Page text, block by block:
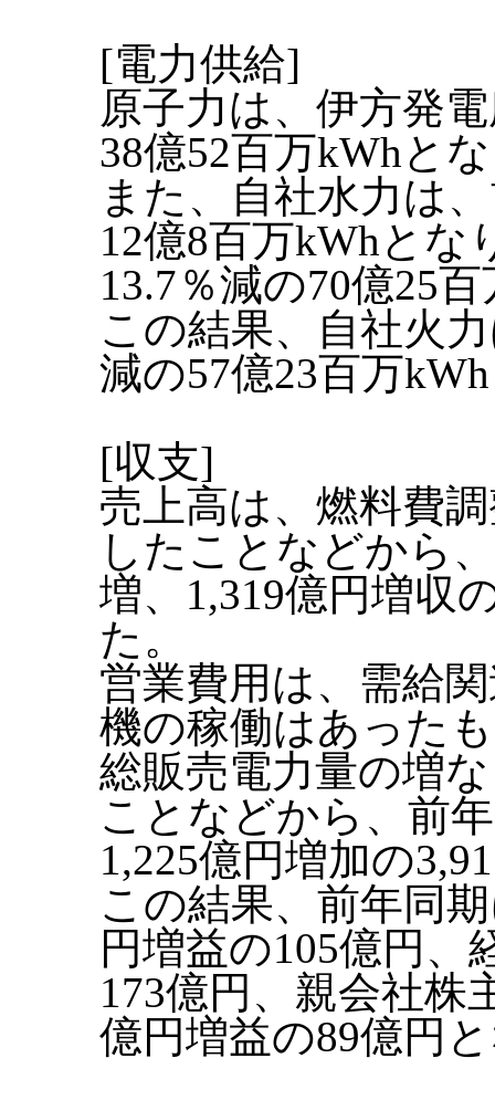
[電力供給]
原子力は、伊方発
38億52百万kWhと
また、自社水力は
12億8百万kWhとな
13.7％減の70億25
この結果、自社火
減の57億23百万
[収支]
売上高は、燃料費
したことなどから
増、1,319億円増収
た。
営業費用は、需給
機の稼働はあった
総販売電力量の増
ことなどから、前
1,225億円増加の
この結果、前年同
円増益の105億円、
173億円、親会社株
億円増益の89億円